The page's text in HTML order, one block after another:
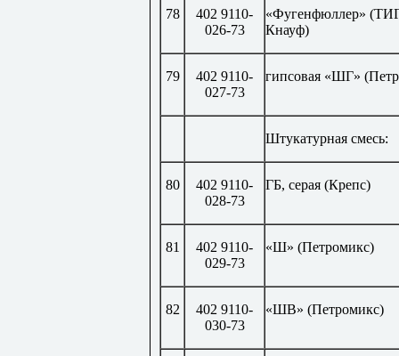
78
402 9110-
026-73
«Фугенфюллер»
Кнауф)
79
402 9110-
027-73
гипсовая «ШГ»
Штукатурная смесь:
80
402 9110-
028-73
ГБ, серая (Крепс)
81
402 9110-
029-73
«Ш» (Петромикс)
82
402 9110-
030-73
«ШВ» (Петромикс)